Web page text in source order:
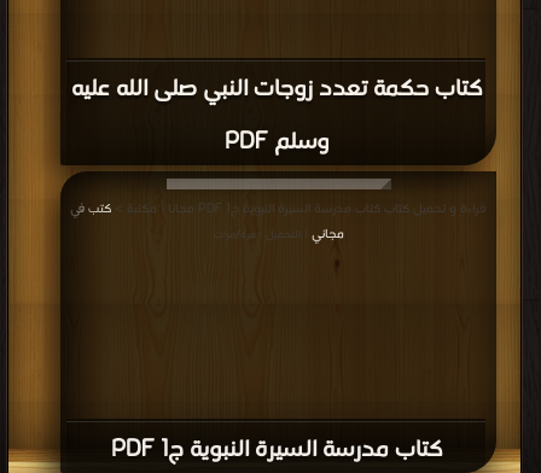
كتاب حكمة تعدد زوجات النبي صلى الله عليه
وسلم PDF
كتاب مدرسة السيرة النبوية ج1 PDF
قراءة و تحميل كتاب كتاب مدرسة السيرة النبوية ج1 PDF مجانا | مكتبة >
كتب في
مجاني | التحميل : مرة/مرات